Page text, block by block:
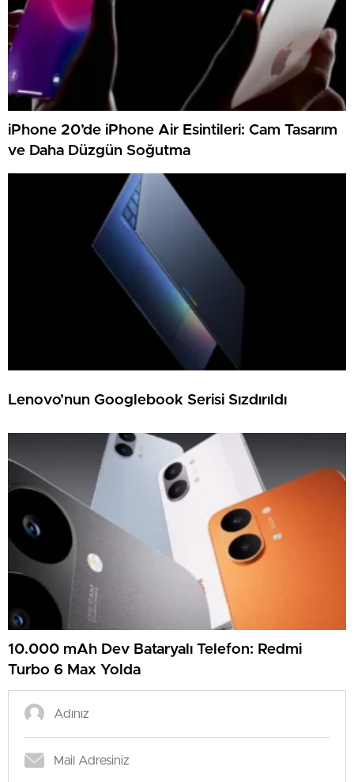
iPhone 20’de iPhone Air Esintileri: Cam Tasarım
ve Daha Düzgün Soğutma
Lenovo’nun Googlebook Serisi Sızdırıldı
10.000 mAh Dev Bataryalı Telefon: Redmi
Turbo 6 Max Yolda